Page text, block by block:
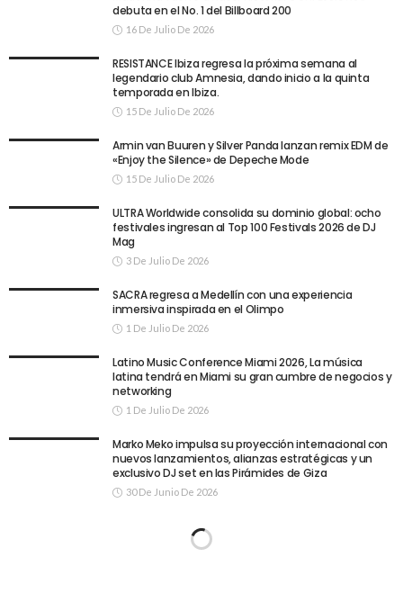
debuta en el No. 1 del Billboard 200
16 De Julio De 2026
RESISTANCE Ibiza regresa la próxima semana al
legendario club Amnesia, dando inicio a la quinta
temporada en Ibiza.
15 De Julio De 2026
Armin van Buuren y Silver Panda lanzan remix EDM de
«Enjoy the Silence» de Depeche Mode
15 De Julio De 2026
ULTRA Worldwide consolida su dominio global: ocho
festivales ingresan al Top 100 Festivals 2026 de DJ
Mag
3 De Julio De 2026
SACRA regresa a Medellín con una experiencia
inmersiva inspirada en el Olimpo
1 De Julio De 2026
Latino Music Conference Miami 2026, La música
latina tendrá en Miami su gran cumbre de negocios y
networking
1 De Julio De 2026
Marko Meko impulsa su proyección internacional con
nuevos lanzamientos, alianzas estratégicas y un
exclusivo DJ set en las Pirámides de Giza
30 De Junio De 2026